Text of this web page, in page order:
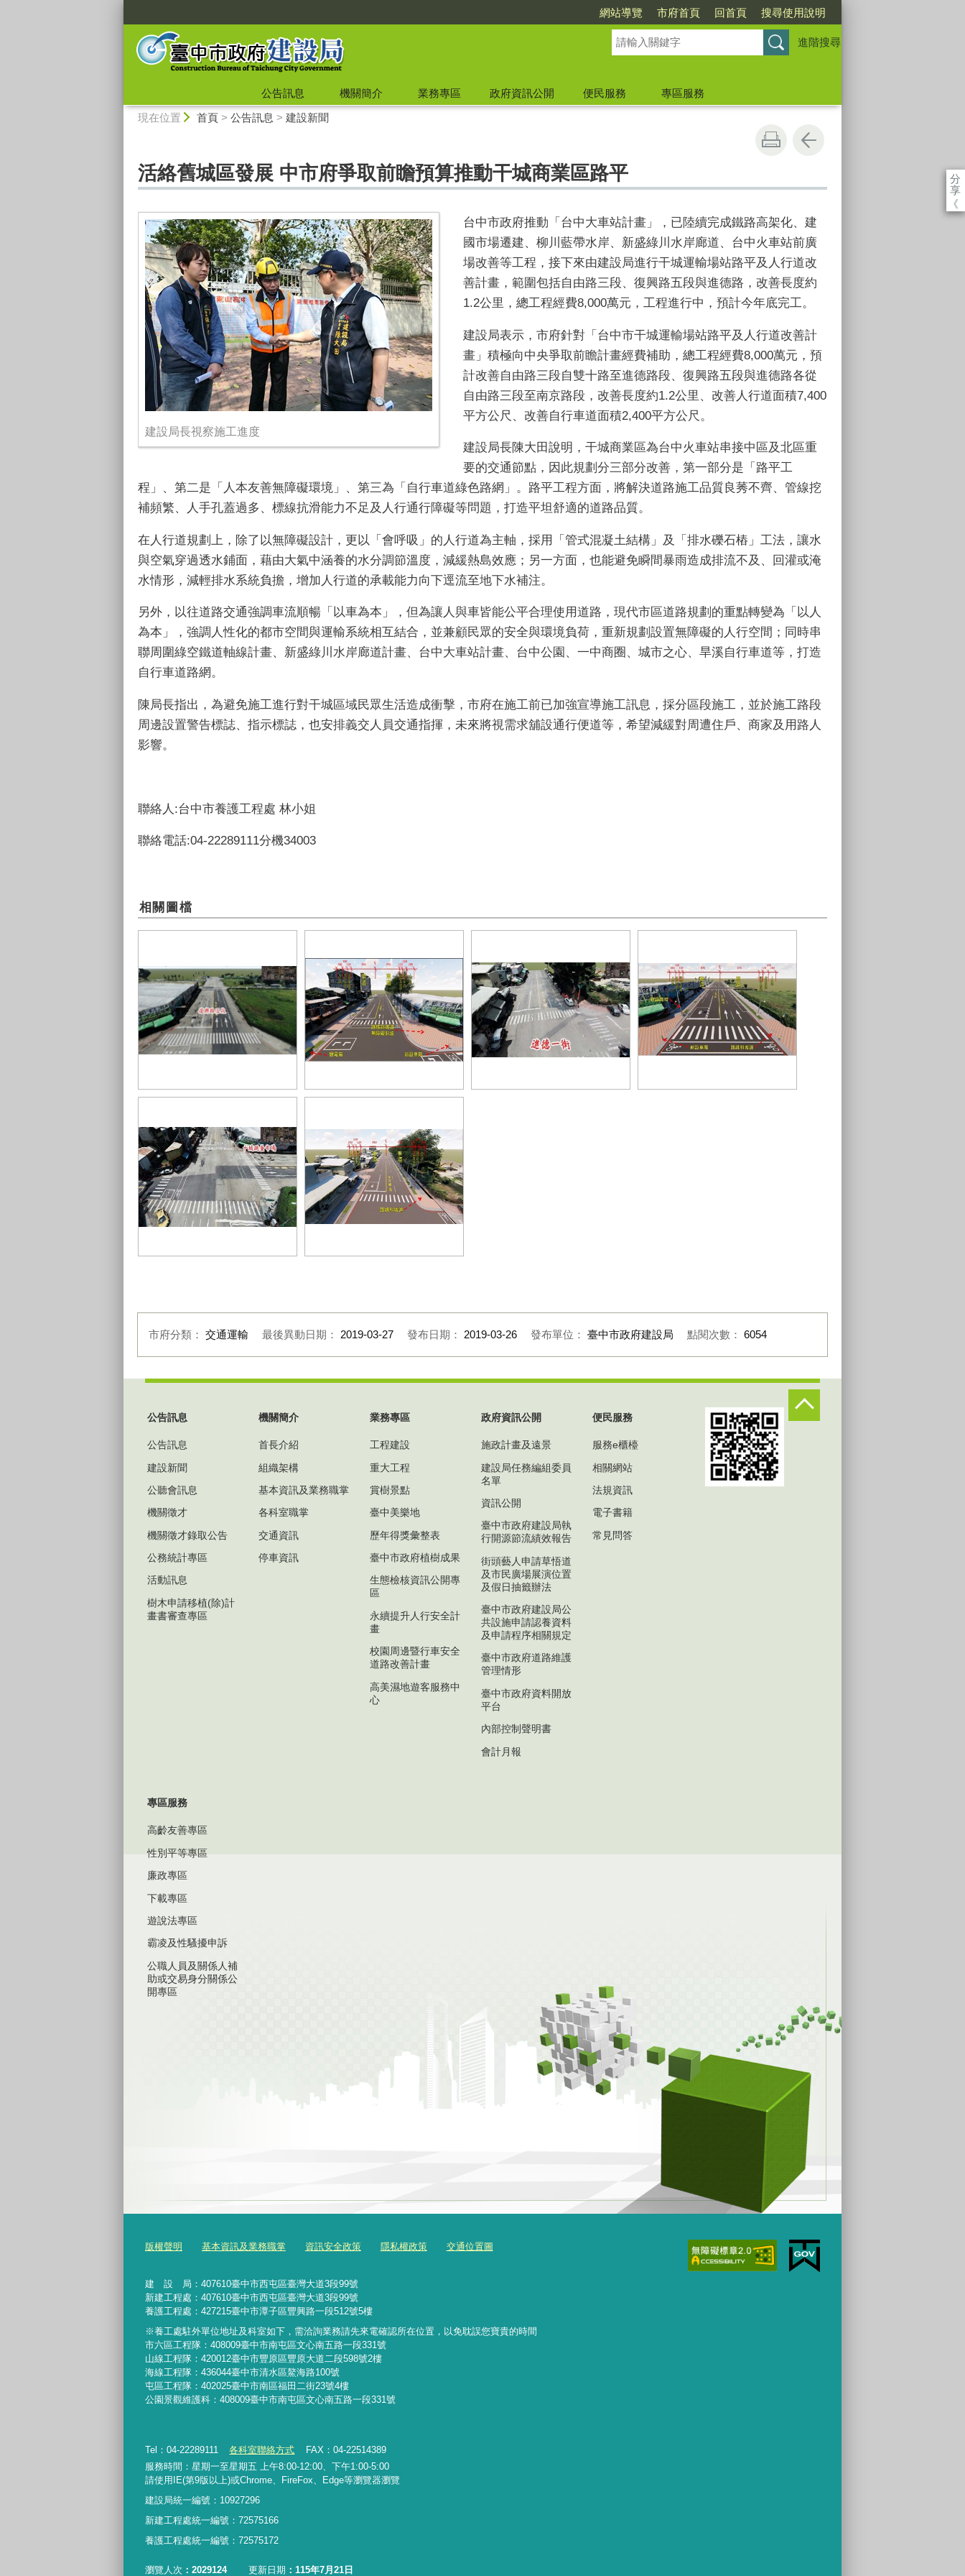
網站導覽 市府首頁 回首頁 搜尋使用說明
進階搜尋
公告訊息 機關簡介 業務專區 政府資訊公開 便民服務
專區服務
現在位置 首頁> 公告訊息 > 建設新聞
分
享
《
活絡舊城區發展 中市府爭取前瞻預算推動干城商業區路平
建設局長視察施工進度
台中市政府推動「台中大車站計畫」，已陸續完成鐵路高架化、建
國市場遷建、柳川藍帶水岸、新盛綠川水岸廊道、台中火車站前廣
場改善等工程，接下來由建設局進行干城運輸場站路平及人行道改
善計畫，範圍包括自由路三段、復興路五段與進德路，改善長度約
1.2公里，總工程經費8,000萬元，工程進行中，預計今年底完工。
建設局表示，市府針對「台中市干城運輸場站路平及人行道改善計
畫」積極向中央爭取前瞻計畫經費補助，總工程經費8,000萬元，預
計改善自由路三段自雙十路至進德路段、復興路五段與進德路各從
自由路三段至南京路段，改善長度約1.2公里、改善人行道面積7,400
平方公尺、改善自行車道面積2,400平方公尺。
建設局長陳大田說明，干城商業區為台中火車站串接中區及北區重
要的交通節點，因此規劃分三部分改善，第一部分是「路平工
程」、第二是「人本友善無障礙環境」、第三為「自行車道綠色路網」。路平工程方面，將解決道路施工品質良莠不齊、管線挖
補頻繁、人手孔蓋過多、標線抗滑能力不足及人行通行障礙等問題，打造平坦舒適的道路品質。
在人行道規劃上，除了以無障礙設計，更以「會呼吸」的人行道為主軸，採用「管式混凝土結構」及「排水礫石樁」工法，讓水
與空氣穿過透水鋪面，藉由大氣中涵養的水分調節溫度，減緩熱島效應；另一方面，也能避免瞬間暴雨造成排流不及、回灌或淹
水情形，減輕排水系統負擔，增加人行道的承載能力向下逕流至地下水補注。
另外，以往道路交通強調車流順暢「以車為本」，但為讓人與車皆能公平合理使用道路，現代市區道路規劃的重點轉變為「以人
為本」，強調人性化的都市空間與運輸系統相互結合，並兼顧民眾的安全與環境負荷，重新規劃設置無障礙的人行空間；同時串
聯周圍綠空鐵道軸線計畫、新盛綠川水岸廊道計畫、台中大車站計畫、台中公園、一中商圈、城市之心、旱溪自行車道等，打造
自行車道路網。
陳局長指出，為避免施工進行對干城區域民眾生活造成衝擊，市府在施工前已加強宣導施工訊息，採分區段施工，並於施工路段
周邊設置警告標誌、指示標誌，也安排義交人員交通指揮，未來將視需求舖設通行便道等，希望減緩對周遭住戶、商家及用路人
影響。
聯絡人:台中市養護工程處 林小姐
聯絡電話:04-22289111分機34003
相關圖檔
復興路五段現況
市府分類： 交通運輸 最後異動日期： 2019-03-27 發布日期： 2019-03-26 發布單位： 臺中市政府建設局 點閱次數： 6054
公告訊息
公告訊息
建設新聞
公聽會訊息
機關徵才
機關徵才錄取公告
公務統計專區
活動訊息
樹木申請移植(除)計
畫書審查專區
機關簡介
首長介紹
組織架構
基本資訊及業務職掌
各科室職掌
交通資訊
停車資訊
業務專區
工程建設
重大工程
賞樹景點
臺中美樂地
歷年得獎彙整表
臺中市政府植樹成果
生態檢核資訊公開專
區
永續提升人行安全計
畫
校園周邊暨行車安全
道路改善計畫
高美濕地遊客服務中
心
政府資訊公開
施政計畫及遠景
建設局任務編組委員
名單
資訊公開
臺中市政府建設局執
行開源節流績效報告
街頭藝人申請草悟道
及市民廣場展演位置
及假日抽籤辦法
臺中市政府建設局公
共設施申請認養資料
及申請程序相關規定
臺中市政府道路維護
管理情形
臺中市政府資料開放
平台
內部控制聲明書
會計月報
便民服務
服務e櫃檯
相關網站
法規資訊
電子書籍
常見問答
專區服務
高齡友善專區
性別平等專區
廉政專區
下載專區
遊說法專區
霸凌及性騷擾申訴
公職人員及關係人補
助或交易身分關係公
開專區
版權聲明 基本資訊及業務職掌 資訊安全政策 隱私權政策 交通位置圖
建 設 局： 407610臺中市西屯區臺灣大道3段99號
新建工程處：407610臺中市西屯區臺灣大道3段99號
養護工程處：427215臺中市潭子區豐興路一段512號5樓
※養工處駐外單位地址及科室如下，需洽詢業務請先來電確認所在位置，以免耽誤您寶貴的時間
市六區工程隊：408009臺中市南屯區文心南五路一段331號
山線工程隊：420012臺中市豐原區豐原大道二段598號2樓
海線工程隊：436044臺中市清水區鰲海路100號
屯區工程隊：402025臺中市南區福田二街23號4樓
公園景觀維護科：408009臺中市南屯區文心南五路一段331號
Tel：04-22289111 各科室聯絡方式
FAX：04-22514389
服務時間：星期一至星期五 上午8:00-12:00、下午1:00-5:00
請使用IE(第9版以上)或Chrome、FireFox、Edge等瀏覽器瀏覽
建設局統一編號：10927296
新建工程處統一編號 ： 72575166
養護工程處統一編號 ： 72575172
瀏覽人次 2029124 更新日期 115年7月21日